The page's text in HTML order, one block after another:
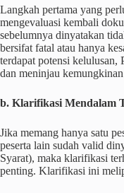
Langkah pertama yang
mengevaluasi kembali
sebelumnya dinyatakan
bersifat fatal atau hanya
terdapat potensi
dan meninjau
b. Klarifikasi Mendalam
Jika memang hanya satu
peserta lain sudah valid
Syarat), maka klarifikasi
penting. Klarifikasi ini